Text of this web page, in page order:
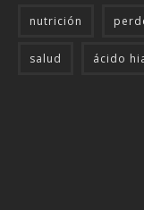
nutrición
salud ácido